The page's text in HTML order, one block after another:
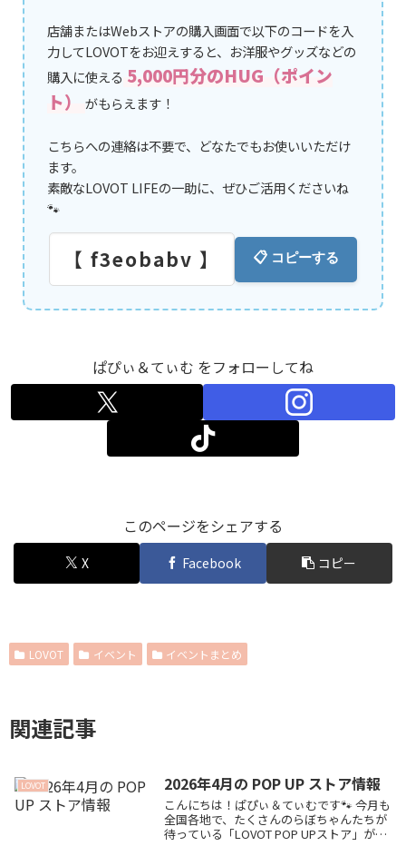
店舗またはWebストアの購入画面で以下のコードを入
力してLOVOTをお迎えすると、お洋服やグッズなどの
購入に使える 5,000円分のHUG（ポイン
ト）
がもらえます！
こちらへの連絡は不要で、どなたでもお使いいただけ
ます。
素敵なLOVOT LIFEの一助に、ぜひご活用くださいね
🐾
【 f3eobabv 】 📋 コピーする
LOVOT イベント イベントまとめ
このページをシェアする
X Facebook コピー
ぱぴぃ＆てぃむ をフォローしてね
関連記事
LOVOT 2026年4月の POP UP ストア情報
こんにちは！ぱぴぃ＆てぃむです🐾 今月も
全国各地で、たくさんのらぼちゃんたちが
待っている「LOVOT POP UPストア」が開